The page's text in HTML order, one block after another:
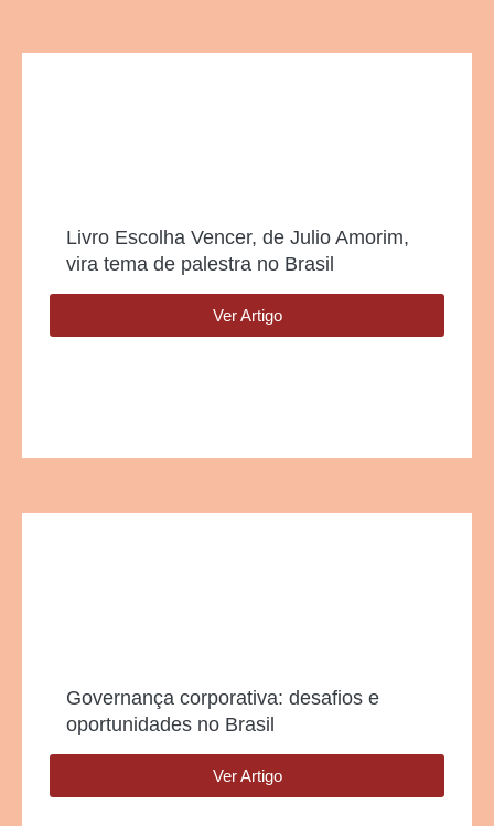
Livro Escolha Vencer, de Julio Amorim,
vira tema de palestra no Brasil
Ver Artigo
Governança corporativa: desafios e
oportunidades no Brasil
Ver Artigo